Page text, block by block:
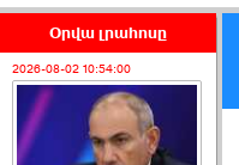
Օրվա լրահոսը
2026-08-02 10:54:00